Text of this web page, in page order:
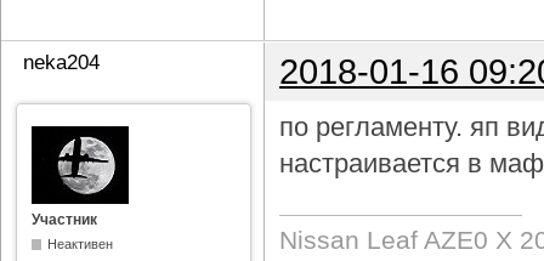
neka204 2018-01-16
Участник
Неактивен
по регламенту. яп
настраивается в
Nissan Leaf AZE0 X